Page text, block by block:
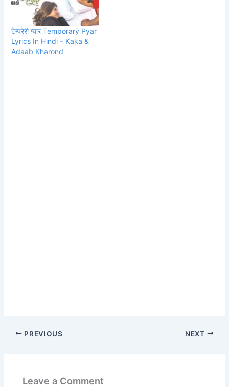
टेम्परेरी प्यार Temporary Pyar
Lyrics In Hindi – Kaka &
Adaab Kharond
PREVIOUS NEXT
Leave a Comment